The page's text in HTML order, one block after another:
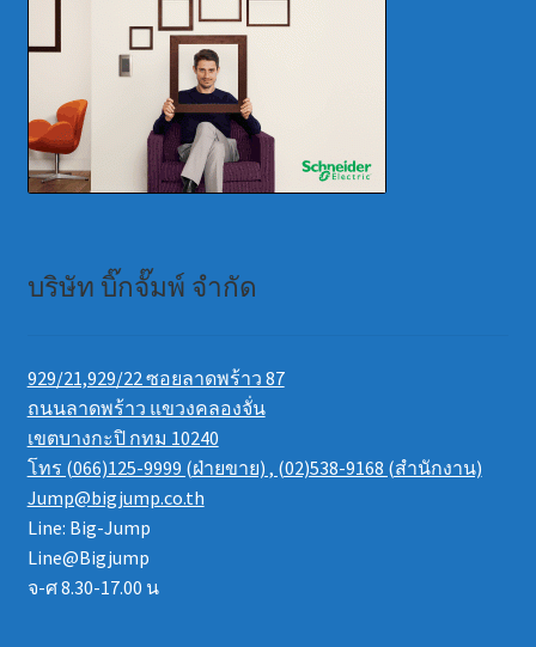
บริษัท บิ๊กจั๊มพ์ จำกัด
929/21,929/22 ซอยลาดพร้าว 87
ถนนลาดพร้าว แขวงคลองจั่น
เขตบางกะปิ กทม 10240
โทร (066)125-9999 (ฝ่ายขาย) , (02)538-9168 (สำนักงาน)
Jump@bigjump.co.th
Line: Big-Jump
Line@Bigjump
จ-ศ 8.30-17.00 น